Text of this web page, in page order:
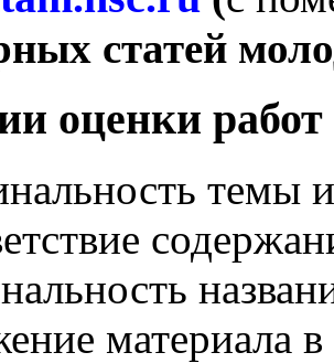
статей
оценки работ
темы
материала